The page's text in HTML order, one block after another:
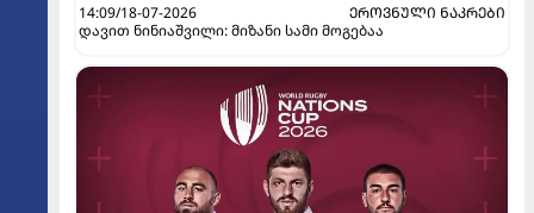
14:09/18-07-2026
ᲔᲠᲝᲕᲜᲣᲚᲘ ᲜᲐᲙᲠᲔᲑᲘ
დავით ნინიაშვილი: მიზანი სამი მოგებაა